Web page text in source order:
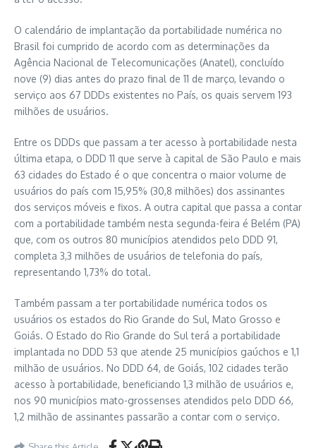
O calendário de implantação da portabilidade numérica no
Brasil foi cumprido de acordo com as determinações da
Agência Nacional de Telecomunicações (Anatel), concluído
nove (9) dias antes do prazo final de 11 de março, levando o
serviço aos 67 DDDs existentes no País, os quais servem 193
milhões de usuários.
Entre os DDDs que passam a ter acesso à portabilidade nesta
última etapa, o DDD 11 que serve à capital de São Paulo e mais
63 cidades do Estado é o que concentra o maior volume de
usuários do país com 15,95% (30,8 milhões) dos assinantes
dos serviços móveis e fixos. A outra capital que passa a contar
com a portabilidade também nesta segunda-feira é Belém (PA)
que, com os outros 80 municípios atendidos pelo DDD 91,
completa 3,3 milhões de usuários de telefonia do país,
representando 1,73% do total.
Também passam a ter portabilidade numérica todos os
usuários os estados do Rio Grande do Sul, Mato Grosso e
Goiás. O Estado do Rio Grande do Sul terá a portabilidade
implantada no DDD 53 que atende 25 municípios gaúchos e 1,1
milhão de usuários. No DDD 64, de Goiás, 102 cidades terão
acesso à portabilidade, beneficiando 1,3 milhão de usuários e,
nos 90 municípios mato-grossenses atendidos pelo DDD 66,
1,2 milhão de assinantes passarão a contar com o serviço.